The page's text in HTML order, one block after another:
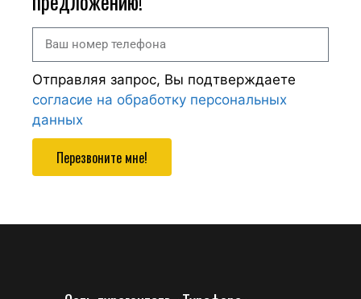
Отправляя запрос, Вы подтверждаете
согласие на обработку персональных
данных
Перезвоните мне!